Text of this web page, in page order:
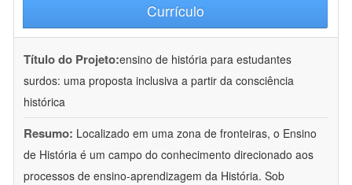
Currículo
Título do Projeto:ensino de história para estudantes
surdos: uma proposta inclusiva a partir da consciência
histórica
Resumo: Localizado em uma zona de fronteiras, o Ensino
de História é um campo do conhecimento direcionado aos
processos de ensino-aprendizagem da História. Sob